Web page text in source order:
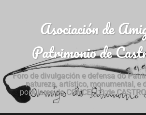
Asociación de
Patrimonio de
Foro de divulgación e defensa do
natureza, artístico, monumental, e
populares do CONCELLO de